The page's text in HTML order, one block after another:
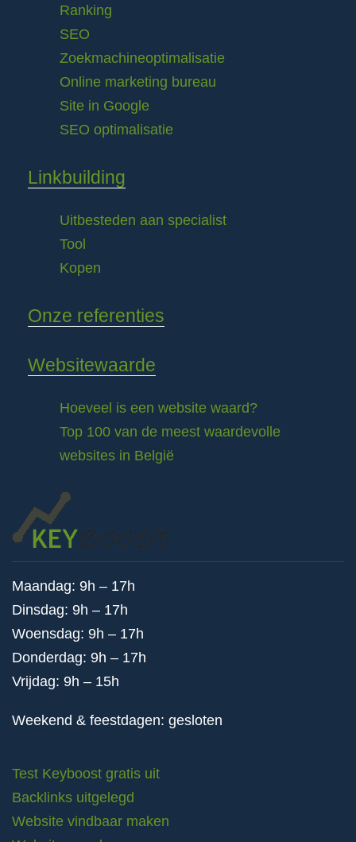
Ranking
SEO
Zoekmachineoptimalisatie
Online marketing bureau
Site in Google
SEO optimalisatie
Linkbuilding
Uitbesteden aan specialist
Tool
Kopen
Onze referenties
Websitewaarde
Hoeveel is een website waard?
Top 100 van de meest waardevolle
websites in België
Maandag: 9h – 17h
Dinsdag: 9h – 17h
Woensdag: 9h – 17h
Donderdag: 9h – 17h
Vrijdag: 9h – 15h
Weekend & feestdagen: gesloten
Test Keyboost gratis uit
Backlinks uitgelegd
Website vindbaar maken